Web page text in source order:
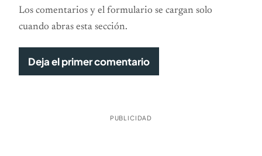
Los comentarios y el formulario se cargan solo
cuando abras esta sección.
Deja el primer comentario
PUBLICIDAD